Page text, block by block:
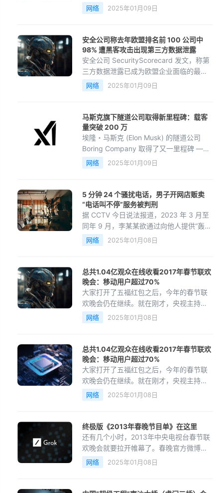
人上当受骗。目前，这3人已被公安机关依
法行政拘留。
网络 2025年01月09日
安全公司称去年欧盟排名前 100 公司中
98% 遭黑客攻击出现第三方数据泄露
安全公司 SecurityScorecard 发文，称第
三方数据泄露已成为欧盟企业面临的最大
网络安全威胁之一，该公司最新的研究分
析了欧洲排名前 100 的公司，发现其中
第三方数据泄露情况。
网络 2025年01月09日
马斯克旗下隧道公司取得新里程碑：载客
量突破 200 万
埃隆・马斯克 (Elon Musk) 的隧道公司
Boring Company 取得了又一里程碑 ——
拉斯维加斯首条环线载客量突破 200 万人
次。时隔仅一年，该数字就相比此前翻了
网络 2025年01月09日
5 分钟 24 个骚扰电话，男子开网店贩卖
“电话叫不停”服务被判刑
据 CCTV 今日说法报道，2023 年 3 月至
同年 9 月，李某某欲通过向他人提供“轰炸
手机”服务来挣点外快钱，于是便在某电商
平台开设网店。客户付费后，李某某即提
网络 2025年01月08日
总共1.04亿观众在线收看2017年春节联欢
晚会：移动用户超过70%
大家打开了五福红包之后，今年的春节联
欢晚会仍在继续。就在刚才，央视主持人
董卿称利用大数据，统计目前总共有超过
1.04亿观众观看了2017年春节联欢晚会，
网络 2025年01月08日
总共1.04亿观众在线收看2017年春节联欢
晚会：移动用户超过70%
大家打开了五福红包之后，今年的春节联
欢晚会仍在继续。就在刚才，央视主持人
董卿称利用大数据，统计目前总共有超过
1.04亿观众观看了2017年春节联欢晚会，
网络 2025年01月08日
终极版《2013年春晚节目单》在这里
还有几个小时，2013年中央电视台春节联
欢晚会就要拉开帷幕了。春晚官方微博发
布了终极版节目单，与原版稍有不同。可
虽说是终极版，也请以电视直播为准哈。
网络 2025年01月08日